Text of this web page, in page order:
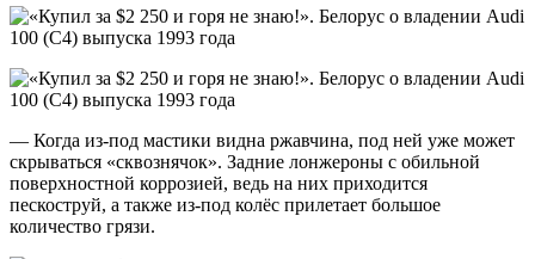
— Когда из-под мастики видна ржавчина, под ней уже может
скрываться «сквознячок». Задние лонжероны с обильной
поверхностной коррозией, ведь на них приходится
пескоструй, а также из-под колёс прилетает большое
количество грязи.